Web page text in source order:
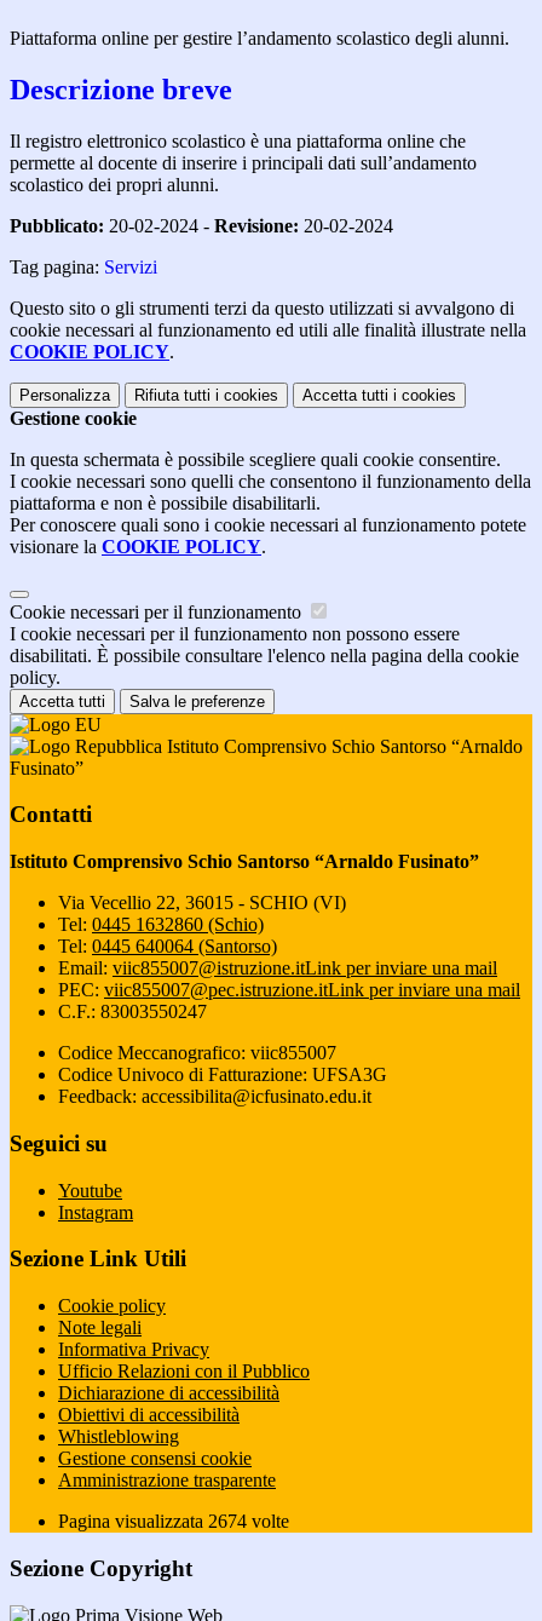
Piattaforma online per gestire l’andamento scolastico degli alunni.
Descrizione breve
Il registro elettronico scolastico è una piattaforma online che
permette al docente di inserire i principali dati sull’andamento
scolastico dei propri alunni.
Pubblicato: 20-02-2024 - Revisione: 20-02-2024
Tag pagina: Servizi
Questo sito o gli strumenti terzi da questo utilizzati si avvalgono di
cookie necessari al funzionamento ed utili alle finalità illustrate nella
COOKIE POLICY.
Personalizza Rifiuta tutti i cookies Accetta tutti i cookies
Gestione cookie
In questa schermata è possibile scegliere quali cookie consentire.
I cookie necessari sono quelli che consentono il funzionamento della
piattaforma e non è possibile disabilitarli.
Per conoscere quali sono i cookie necessari al funzionamento potete
visionare la COOKIE POLICY.
Cookie necessari per il funzionamento
I cookie necessari per il funzionamento non possono essere
disabilitati. È possibile consultare l'elenco nella pagina della cookie
policy.
Accetta tutti Salva le preferenze
Istituto Comprensivo Schio Santorso “Arnaldo
Fusinato”
Contatti
Istituto Comprensivo Schio Santorso “Arnaldo Fusinato”
Via Vecellio 22, 36015 - SCHIO (VI)
Tel: 0445 1632860 (Schio)
Tel: 0445 640064 (Santorso)
Email: viic855007@istruzione.itLink per inviare una mail
PEC: viic855007@pec.istruzione.itLink per inviare una mail
C.F.: 83003550247
Codice Meccanografico: viic855007
Codice Univoco di Fatturazione: UFSA3G
Feedback: accessibilita@icfusinato.edu.it
Seguici su
Youtube
Instagram
Sezione Link Utili
Cookie policy
Note legali
Informativa Privacy
Ufficio Relazioni con il Pubblico
Dichiarazione di accessibilità
Obiettivi di accessibilità
Whistleblowing
Gestione consensi cookie
Amministrazione trasparente
Pagina visualizzata 2674 volte
Sezione Copyright